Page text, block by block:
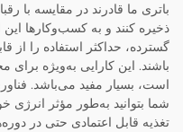
باتری ما قادرند در مقایسه با
ذخیره کنند و به کسب‌وکارها این
گسترده، حداکثر استفاده را از
باشند. این کارایی به‌ویژه
است، بسیار مفید می‌باشد.
شما بتوانید به‌طور مؤثر انرژی
تغذیه قابل اعتمادی حتی در